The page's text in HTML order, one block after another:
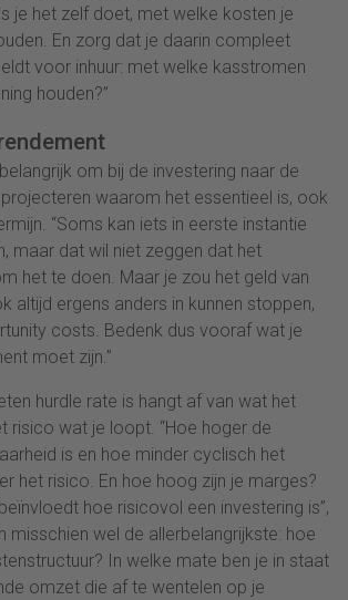
je het zelf doet, met welke kosten je
En zorg dat je daarin compleet
voor inhuur: met welke kasstromen
houden?”
om bij de investering naar de
waarom het essentieel is, ook
“Soms kan iets in eerste instantie
maar dat wil niet zeggen dat het
het te doen. Maar je zou het geld van
altijd ergens anders in kunnen stoppen,
costs. Bedenk dus vooraf wat je
moet zijn.”
hurdle rate is hangt af van wat het
risico wat je loopt. “Hoe hoger de
is en hoe minder cyclisch het
het risico. En hoe hoog zijn je marges?
hoe risicovol een investering is”,
misschien wel de allerbelangrijkste: hoe
In welke mate ben je in staat
omzet die af te wentelen op je